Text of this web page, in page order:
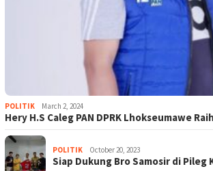
POLITIK March 2, 2024
Hery H.S Caleg PAN DPRK Lhokseumawe
POLITIK October 20, 2023
Siap Dukung Bro Samosir di Pileg